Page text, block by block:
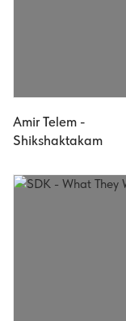
Amir Telem -
Shikshaktakam